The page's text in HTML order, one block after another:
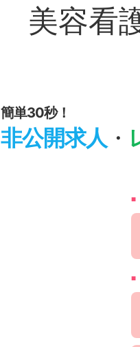
美容看
簡単30秒！
非公開求人 ・